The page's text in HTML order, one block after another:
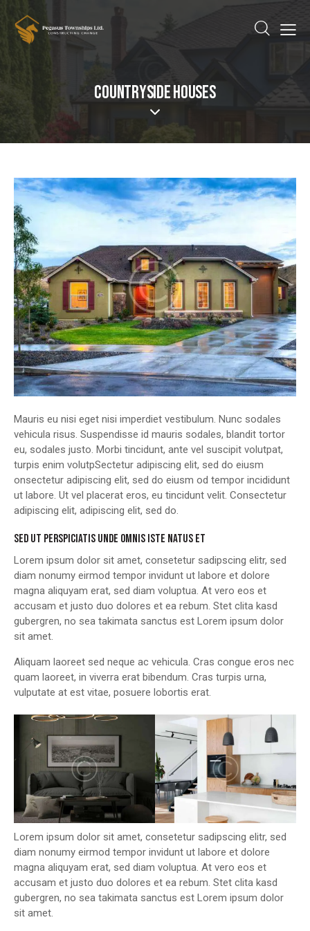
COUNTRYSIDE HOUSES
Mauris eu nisi eget nisi imperdiet vestibulum. Nunc sodales
vehicula risus. Suspendisse id mauris sodales, blandit tortor
eu, sodales justo. Morbi tincidunt, ante vel suscipit volutpat,
turpis enim volutpSectetur adipiscing elit, sed do eiusm
onsectetur adipiscing elit, sed do eiusm od tempor incididunt
ut labore. Ut vel placerat eros, eu tincidunt velit. Consectetur
adipiscing elit, adipiscing elit, sed do.
SED UT PERSPICIATIS UNDE OMNIS ISTE NATUS ET
Lorem ipsum dolor sit amet, consetetur sadipscing elitr, sed
diam nonumy eirmod tempor invidunt ut labore et dolore
magna aliquyam erat, sed diam voluptua. At vero eos et
accusam et justo duo dolores et ea rebum. Stet clita kasd
gubergren, no sea takimata sanctus est Lorem ipsum dolor
sit amet.
Aliquam laoreet sed neque ac vehicula. Cras congue eros nec
quam laoreet, in viverra erat bibendum. Cras turpis urna,
vulputate at est vitae, posuere lobortis erat.
Lorem ipsum dolor sit amet, consetetur sadipscing elitr, sed
diam nonumy eirmod tempor invidunt ut labore et dolore
magna aliquyam erat, sed diam voluptua. At vero eos et
accusam et justo duo dolores et ea rebum. Stet clita kasd
gubergren, no sea takimata sanctus est Lorem ipsum dolor
sit amet.